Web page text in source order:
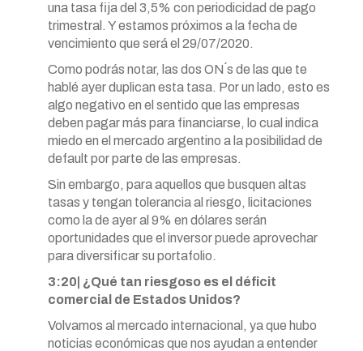
una tasa fija del 3,5% con periodicidad de pago
trimestral. Y estamos próximos a la fecha de
vencimiento que será el 29/07/2020.
Como podrás notar, las dos ON´s de las que te
hablé ayer duplican esta tasa. Por un lado, esto es
algo negativo en el sentido que las empresas
deben pagar más para financiarse, lo cual indica
miedo en el mercado argentino a la posibilidad de
default por parte de las empresas.
Sin embargo, para aquellos que busquen altas
tasas y tengan tolerancia al riesgo, licitaciones
como la de ayer al 9% en dólares serán
oportunidades que el inversor puede aprovechar
para diversificar su portafolio.
3:20| ¿Qué tan riesgoso es el déficit
comercial de Estados Unidos?
Volvamos al mercado internacional, ya que hubo
noticias económicas que nos ayudan a entender